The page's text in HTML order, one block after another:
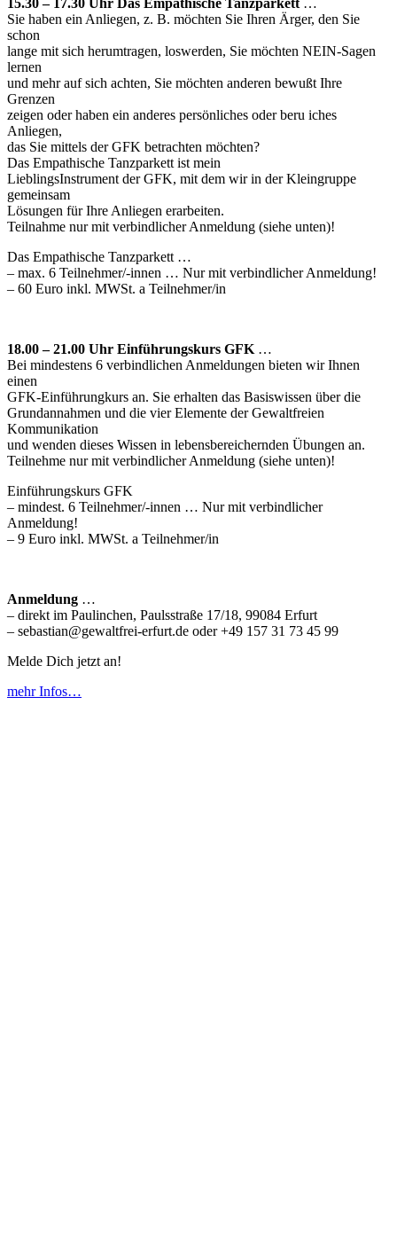
15.30 – 17.30 Uhr Das Empathische Tanzparkett…
Sie haben ein Anliegen, z. B. möchten Sie Ihren Ärger, den Sie
schon
lange mit sich herumtragen, loswerden, Sie möchten NEIN-Sagen
lernen
und mehr auf sich achten, Sie möchten anderen bewußt Ihre
Grenzen
zeigen oder haben ein anderes persönliches oder beru iches
Anliegen,
das Sie mittels der GFK betrachten möchten?
Das Empathische Tanzparkett ist mein
LieblingsInstrument der GFK, mit dem wir in der Kleingruppe
gemeinsam
Lösungen für Ihre Anliegen erarbeiten.
Teilnahme nur mit verbindlicher Anmeldung (siehe unten)!
Das Empathische Tanzparkett …
– max. 6 Teilnehmer/-innen … Nur mit verbindlicher Anmeldung!
– 60 Euro inkl. MWSt. a Teilnehmer/in
18.00 – 21.00 Uhr Einführungskurs GFK…
Bei mindestens 6 verbindlichen Anmeldungen bieten wir Ihnen
einen
GFK-Einführungkurs an. Sie erhalten das Basiswissen über die
Grundannahmen und die vier Elemente der Gewaltfreien
Kommunikation
und wenden dieses Wissen in lebensbereichernden Übungen an.
Teilnehme nur mit verbindlicher Anmeldung (siehe unten)!
Einführungskurs GFK
– mindest. 6 Teilnehmer/-innen … Nur mit verbindlicher
Anmeldung!
– 9 Euro inkl. MWSt. a Teilnehmer/in
Anmeldung …
– direkt im Paulinchen, Paulsstraße 17/18, 99084 Erfurt
– sebastian@gewaltfrei-erfurt.de oder +49 157 31 73 45 99
Melde Dich jetzt an!
mehr Infos…